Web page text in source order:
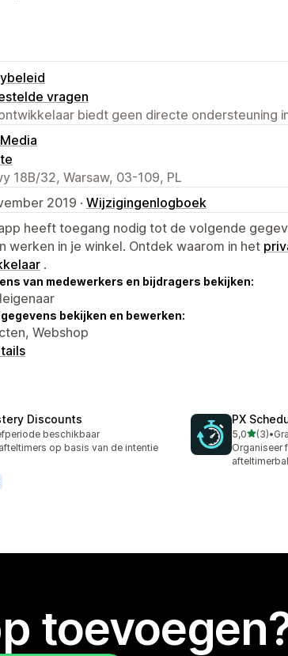
vragen
biedt geen directe ondersteuning
18B/32, Warsaw, 03-109, PL
2019 · Wijzigingenlogboek
heeft toegang nodig tot de volgende
werken in je winkel. Ontdek waarom in het
.
van medewerkers en bijdragers bekijken:
bekijken en bewerken:
Webshop
Discounts
beschikbaar
op basis van de intentie
PX
5,0van 5
(3)
3 recensies
•
Organiseer